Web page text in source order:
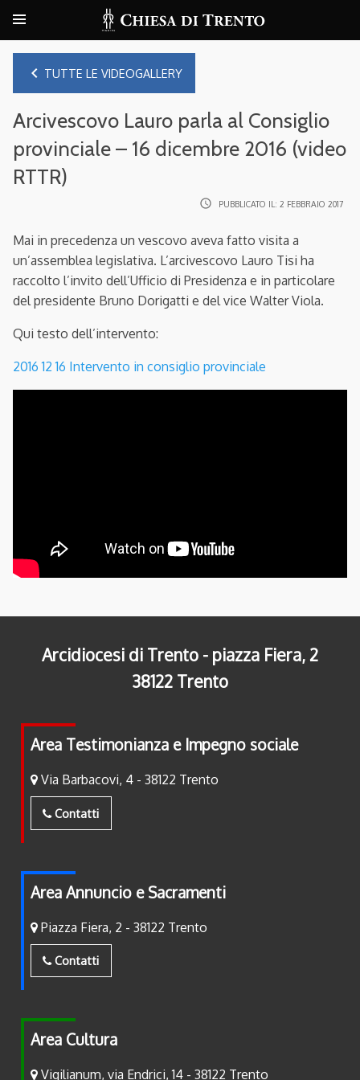
navigate_before TUTTE LE VIDEOGALLERY
Arcivescovo Lauro parla al Consiglio
provinciale – 16 dicembre 2016 (video
RTTR)
access_time PUBBLICATO IL: 2 FEBBRAIO 2017
Mai in precedenza un vescovo aveva fatto visita a
un’assemblea legislativa. L’arcivescovo Lauro Tisi ha
raccolto l’invito dell’Ufficio di Presidenza e in particolare
del presidente Bruno Dorigatti e del vice Walter Viola.
Qui testo dell’intervento:
2016 12 16 Intervento in consiglio provinciale
Arcidiocesi di Trento - piazza Fiera, 2
38122 Trento
Area Testimonianza e Impegno sociale
Via Barbacovi, 4 - 38122 Trento
Contatti
Area Annuncio e Sacramenti
Piazza Fiera, 2 - 38122 Trento
Contatti
Area Cultura
Vigilianum, via Endrici, 14 - 38122 Trento